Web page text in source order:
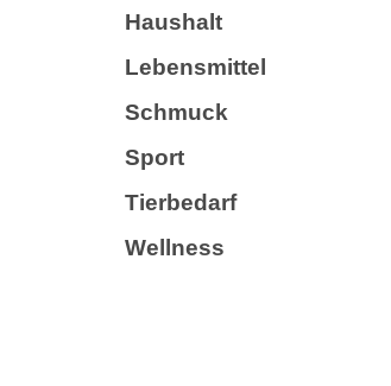
Haushalt
Lebensmittel
Schmuck
Sport
Tierbedarf
Wellness